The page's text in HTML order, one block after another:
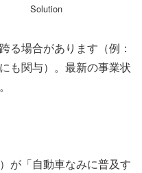
Solution
る場合があります（例：
も関与）。最新の事業状
が「自動車なみに普及す